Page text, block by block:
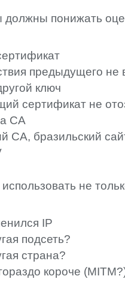
понижать
предыдущего не
ключ
сертификат не
CA
CA, бразильский
не
IP
подсеть?
страна?
короче (MITM